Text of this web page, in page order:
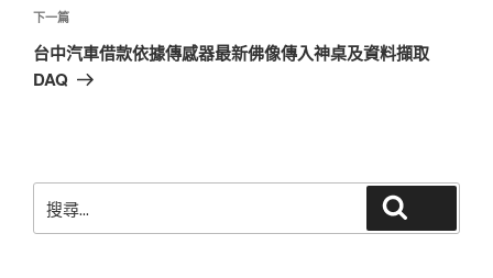
章
下
一
篇
下一篇
台中汽車借款依據傳感器最新佛像傳入神桌及資料擷取
DAQ
尋